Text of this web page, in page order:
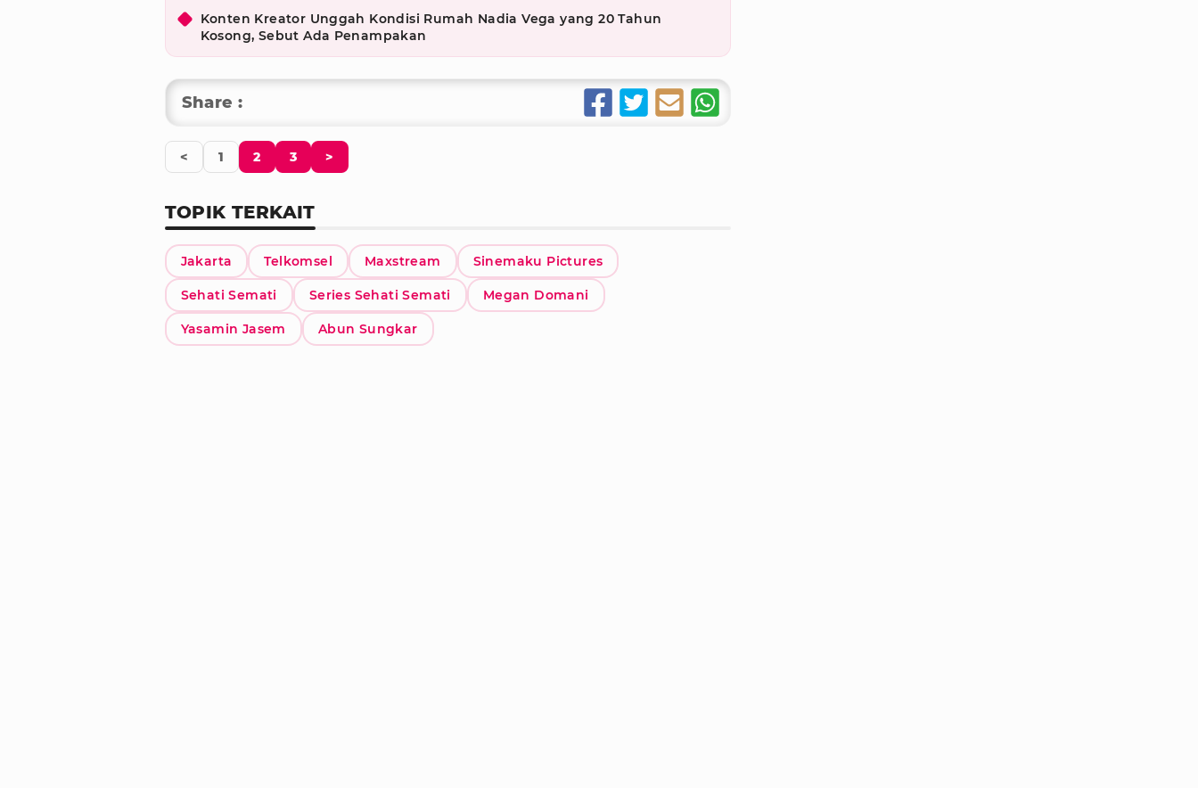
Konten Kreator Unggah Kondisi Rumah Nadia Vega yang 20 Tahun
Kosong, Sebut Ada Penampakan
Share :
< 1 2 3 >
TOPIK TERKAIT
Jakarta Telkomsel Maxstream Sinemaku Pictures
Sehati Semati Series Sehati Semati Megan Domani
Yasamin Jasem Abun Sungkar